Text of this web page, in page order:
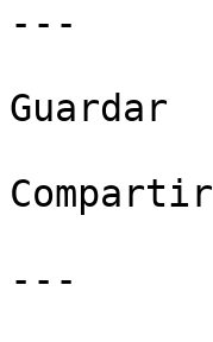
---
Guardar
Compartir
---